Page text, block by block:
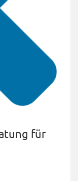
für